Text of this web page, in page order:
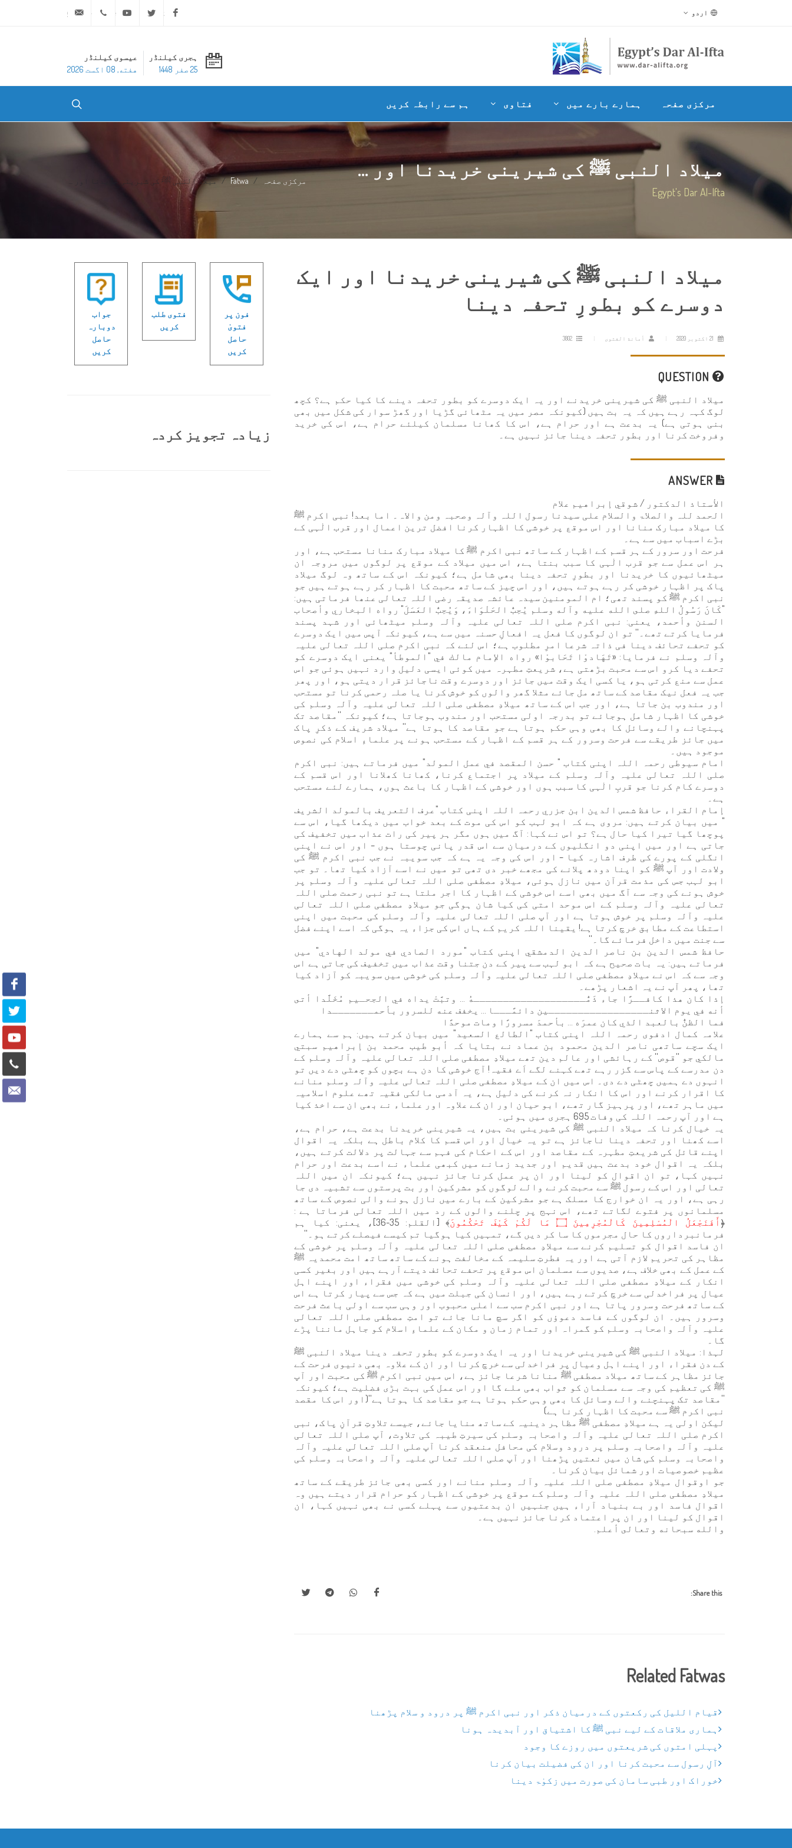
اردو Facebook
Twitter
Youtube
ہجری کیلنڈر
25 صفر 1448
عیسوی کیلنڈر
هفته, 08 اگست 2026
مرکزی صفحہ ہمارے بارے میں فتاوی ہم سے رابطہ کریں
میلاد النبی ﷺ کی شیرینی خریدنا اور ...
Egypt's Dar Al-Ifta
مرکزی صفحہ Fatwa میلاد النبی ﷺ کی شیرینی خریدنا اور ...
میلاد النبی ﷺ کی شیرینی خریدنا اور ایک
دوسرے کو بطورِ تحفہ دینا
أمانة الفتوى
میلاد النبی ﷺ کی شیرینی خریدنے اور یہ ایک دوسرے کو بطور تحفہ دینے کا کیا حکم ہے؟ کچھ
لوگ کہہ رہے ہیں کہ یہ بت ہیں (کیونکہ مصر میں یہ مٹھائی گڑیا اور گھڑ سوار کی شکل میں بھی
بنی ہوتی ہے) یہ بدعت ہے اور حرام ہے، اس کا کھانا مسلمان کیلئے حرام ہے، اس کی خرید
وفروخت کرنا اور بطور تحفہ دینا جائز نہیں ہے۔
الأستاذ الدكتور / شوقي إبراهيم علام
الحمد للہ والصلاۃ والسلام علی سیدنا رسول اللہ وآلہ وصحبہ ومن والاہ۔ اما بعد! نبی اکرم ﷺ
کا میلاد مبارک منانا اور اس موقع پر خوشی کا اظہار کرنا افضل ترین اعمال اور قرب الٰہی کے
بڑے اسباب میں سے ہے۔
فرحت اور سرور کے ہر قسم کے اظہار کے ساتھ نبی اکرم ﷺ کا میلاد مبارک منانا مستحب ہے، اور
ہر اس عمل سے جو قرب الٰہی کا سبب بنتا ہے، اس میں میلاد کے موقع پر لوگوں میں مروجہ ان
میٹھائیوں کا خریدنا اور بطورِ تحفہ دینا بھی شامل ہے؛ کیونکہ اس کے ساتھ وہ لوگ میلاد
پاک پر اظہار خوشی کر رہے ہوتے ہیں، اور اس چیز کے ساتھ محبت کا اظہار کر رہے ہوتے ہیں جو
نبی اکرم ﷺ کو پسند تھی؛ ام المومنین سیدہ عائشہ صدیقہ رضی اللہ تعالی عنھا فرماتی ہیں:
"كَانَ رَسُولُ اللهِ صلى الله عليه وآله وسلم يُحِبُّ الحَلْوَاءَ، وَيُحِبُّ العَسَلَ" رواه البخاري وأصحاب
السنن وأحمد، یعنی: نبی اکرم صلی اللہ تعالی علیہ وآلہ وسلم میٹھائی اور شہد پسند
فرمایا کرتے تھے۔'' تو ان لوگوں کا فعل یہ افعالِ حسنہ میں سے ہے، کیونکہ آپس میں ایک دوسرے
کو تحفے تحائف دینا فی ذاتہ شرعا امرِ مطلوب ہے؛ اس لئے کہ نبی اکرم صلی اللہ تعالی علیہ
وآلہ وسلم نے فرمایا: «تَهَادوْا تَحَابوْا» رواه الإمام مالك في "الموطأ" یعنی ایک دوسرے کو
تحفے دیا کرو اس سے محبت بڑھتی ہے، شریعتِ مطہرہ میں کوئی ایسی دلیل وارد نہیں ہوئی جو اس
عمل سے منع کرتی ہو، یا کسی ایک وقت میں جائز اور دوسرے وقت ناجائز قرار دیتی ہو، اور پھر
جب یہ فعل نیک مقاصد کے ساتھ مل جائے مثلا گھر والوں کو خوش کرنا یا صلہ رحمی کرنا تو مستحب
اور مندوب بن جاتا ہے، اور جب اس کے ساتھ میلادِ مصطفی صلی اللہ تعالی علیہ وآلہ وسلم کی
خوشی کا اظہار شامل ہوجائے تو بدرجہ اولی مستحب اور مندوب ہوجاتا ہے؛ کیونکہ ''مقاصد تک
پہنچانے والے وسائل کا بھی وہی حکم ہوتا ہے جو مقاصد کا ہوتا ہے'' میلاد شریف کے ذکرِ پاک
میں جائز طریقے سے فرحت وسرور کے ہر قسم کے اظہار کے مستحب ہونے پر علماءِ اسلام کی نصوص
موجود ہیں۔
امام سیوطی رحمہ اللہ اپنی کتاب " حسن المقصد في عمل المولد" میں فرماتے ہیں: نبی اکرم
صلی اللہ تعالی علیہ وآلہ وسلم کے میلاد پر اجتماع کرنا، کھانا کھلانا اور اس قسم کے
دوسرے کام کرنا جو قربِ الٰہی کا سبب ہوں اور خوشی کے اظہار کا باعث ہوں، ہمارے لئے مستحب
ہے۔
إمام القراء حافظ شمس الدين ابن جزري رحمہ اللہ اپنی كتاب "عرف التعريف بالمولد الشريف
" میں بیان کرتے ہیں: مروی ہے کہ ابو لہب کو اس کی موت کے بعد خواب میں دیکھا گیا، اس سے
پوچھا گیا تیرا کیا حال ہے؟ تو اس نے کہا: آگ میں ہوں مگر ہر پیر کی رات عذاب میں تخفیف کی
جاتی ہے اور میں اپنی دو انگلیوں کے درمیان سے اس قدر پانی چوستا ہوں – اور اس نے اپنی
انگلی کے پورے کی طرف اشارہ کیا – اور اس کی وجہ یہ ہے کہ جب سویبہ نے جب نبی اکرم ﷺ کی
ولادت اور آپ ﷺ کو اپنا دودھ پلانے کی مجھے خبر دی تھی تو میں نے اسے آزاد کیا تھا۔ تو جب
ابو لہب جس کی مذمت قرآن میں نازل ہوئی، میلادِ مصطفی صلی اللہ تعالی علیہ وآلہ وسلم پر
خوش ہونے کی وجہ سے آگ میں بھی اسے اس خوشی کے اظہار کا اجر ملتا ہے تو نبی رحمت صلی اللہ
تعالی علیہ وآلہ وسلم کے اس موحد امتی کی کیا شان ہوگی جو میلادِ مصطفی صلی اللہ تعالی
علیہ وآلہ وسلم پر خوش ہوتا ہے اور آپ صلی اللہ تعالی علیہ وآلہ وسلم کی محبت میں اپنی
استطاعت کے مطابق خرچ کرتا ہے! یقینا اللہ کریم کے ہاں اس کی جزاء یہ ہوگی کہ اسے اپنے فضل
سے جنت میں داخل فرمائے گا۔''
حافظ شمس الدين بن ناصر الدين الدمشقي اپنی كتاب "مورد الصادي في مولد الهادي" میں
فرماتے ہیں: یہ بات صحیح ہے کہ ابو لہب سے پیر کے دن جتنا وقت عذاب میں تخفیف کی جاتی ہے اس
وجہ سے کہ اس نے میلادِ مصطفی صلی اللہ تعالی علیہ وآلہ وسلم کی خوشی میں سویبہ کو آزاد کیا
تھا، پھر آپ نے یہ اشعار پڑھے۔
إذا كان هذا كافــرًا جاء ذَمُّـــــــــــــــــــهُ ... وتبَّتْ يداه في الجحـيم مُخَلَّدا أتى
أنه في يوم الاثنـــــــــــــــــين دائمًـــا ... يخفف عنه للسرور بأحمـــــــدا
فما الظنُّ بالعبد الذي كان عمرَه ... بأحمدَ مسرورًا ومات موحدًا
علامہ کمال ادفوی رحمہ اللہ اپنی کتاب "الطالع السعيد" میں بیان کرتے ہیں: ہم سے ہمارے
ایک سچے ساتھی ناصر الدین محمود بن عماد نے بتایا کہ أبو طيب محمد بن إبراهيم سبتي
مالكي جو ''قوص'' کے رہائشی اور عالم دین تھے میلادِ مصطفی صلی اللہ تعالی علیہ وآلہ وسلم کے
دن مدرسے کے پاس سے گزر رہے تھے کہنے لگے اَے فقیہ! آج خوشی کا دن ہے بچوں کو چھٹی دے دیں تو
انہوں دے ہمیں چھٹی دے دی۔ اس میں ان کے میلادِ مصطفی صلی اللہ تعالی علیہ وآلہ وسلم منانے
کا اقرار کرنے اور اس کا انکار نہ کرنے کی دلیل ہے، یہ آدمی مالکی فقیہ تھے علوم اسلامیہ
میں ماہر تھے، اور پرہیز گار تھے، ابو حیان اور ان کے علاوہ اور علماء نے بھی ان سے اخذ کیا
ہے اور آپ رحمہ اللہ کی وفات 695 ہجری میں ہوئی۔
یہ خیال کرنا کہ میلاد النبی ﷺ کی شیرینی بت ہیں، یہ شیرینی خریدنا بدعت ہے، حرام ہے،
اسے کھنا اور تحفہ دینا ناجائز ہے تو یہ خیال اور اس قسم کا کلام باطل ہے بلکہ یہ اقوال
اپنے قائل کی شریعتِ مطہرہ کے مقاصد اور اس کے احکام کی فہم سے جہالت پر دلالت کرتے ہیں،
بلکہ یہ اقوال خود بدعت ہیں قدیم اور جدید زمانے میں کبھی علماء نے اسے بدعت اور حرام
نہیں کہا، تو ان اقوال کو لینا اور ان پر عمل کرنا جائز نہیں ہے؛ کیونکہ ان میں اللہ
تعالی اور اس کے رسول ﷺ سے محبت کرنے والے لوگوں کو مشرکین اور بت پرستوں سے تشبیہ دی جا
رہی ہے، اور یہ ان خوارج کا مسلک ہے جو مشرکین کے بارے میں نازل ہونے والی نصوص کے ساتھ
مسلمانوں پر فتوے لگاتے تھے، اس نہج پر چلنے والوں کے رد میں اللہ تعالی فرماتا ہے :
﴿ أَفَنَجْعَلُ الْمُسْلِمِينَ كَالْمُجْرِمِينَ ۝ مَا لَكُمْ كَيْفَ تَحْكُمُونَ
﴾ [القلم: 35-36]، یعنی: کیا ہم
فرمانبرداروں کا حال مجرموں کا سا کر دیں گے، تمہیں کیا ہوگیا تم کیسے فیصلے کرتے ہو۔''
ان فاسد اقوال کو تسلیم کرنے سے میلادِ مصطفی صلی اللہ تعالی علیہ وآلہ وسلم پر خوشی کے
مظاہر کی تحریم لازم آتی ہے اور یہ فطرتِ سلیمہ کے مخالفت ہونے کے ساتھ ساتھ امت محمدیہ ﷺ
کے عمل کے بھی خلاف ہے، صدیوں سے مسلمان اس موقع پر تحفے تحائف دیتے آرہے ہیں اور بغیر کسی
انکار کے میلادِ مصطفی صلی اللہ تعالی علیہ وآلہ وسلم کی خوشی میں فقراء اور اپنے اہل
عیال پر فراخدلی سے خرچ کرتے رہے ہیں، اور انسان کی جبلت میں ہے کہ جس سے پیار کرتا ہے اس
کے ساتھ فرحت وسرور پاتا ہے اور نبی اکرم سب سے اعلی محبوب اور وہی سب سے اولی باعث فرحت
وسرور ہیں۔ ان لوگوں کے فاسد دعوؤں کو اگر سچ مانا جائے تو امتِ مصطفی صلی اللہ تعالی
علیہ وآلہ واصحابہ وسلم کو گمراہ اور تمام زمان و مکان کے علماءِ اسلام کو جاہل ماننا پڑے
گا۔
لہذا: میلاد النبی ﷺ کی شیرینی خریدنا اور یہ ایک دوسرے کو بطور تحفہ دینا میلاد النبی ﷺ
کے دن فقراء اور اپنے اہل وعیال پر فراخدلی سے خرچ کرنا اور ان کے علاوہ بھی دنیوی فرحت کے
جائز مظاہر کے ساتھ میلاد مصطفی ﷺ منانا شرعا جائز ہے، اس میں نبی اکرم ﷺ کی محبت اور آپ
ﷺ کی تعظیم کی وجہ سے مسلمان کو ثواب بھی ملے گا اور اس عمل کی بہت بڑی فضلیت ہے؛ کیونکہ
''مقاصد تک پہنچنے والے وسائل کا بھی وہی حکم ہوتا ہے جو مقاصد کا ہوتا ہے''(اور اس کا مقصد
نبی اکرم ﷺ سے محبت کا اظہار کرنا ہے)
لیکن اولی یہ ہے میلادِ مصطفی ﷺ مظاہر دینیہ کے ساتھ منایا جائے، جیسے تلاوتِ قرآنِ پاک، نبی
اکرم صلی اللہ تعالی علیہ وآلہ واصحابہ وسلم کی سیرتِ طیبہ کی تلاوت، آپ صلی اللہ تعالی
علیہ وآلہ واصحابہ وسلم پر درود وسلام کی محافل منعقد کرنا آپ صلی اللہ تعالی علیہ وآلہ
واصحابہ وسلم کی شان میں نعتیں پڑھنا اور آپ صلی اللہ تعالی علیہ وآلہ واصحابہ وسلم کی
عظیم خصوصیات اور شمائل بیان کرنا۔
جو اوقوال میلادِ مصطفی صلی اللہ علیہ وآلہ وسلم منانے اور کسی بھی جائز طریقے کے ساتھ
میلادِ مصطفی صلی اللہ علیہ وآلہ وسلم کے موقع پر خوشی کے اظہار کو حرام قرار دیتے ہیں وہ
اقوال فاسد اور بے بنیاد آراء ہیں جنہیں ان بدعتیوں سے پہلے کسی نے بھی نہیں کہا، ان
اقوال کو لینا اور ان پر اعتماد کرنا جائز نہیں ہے۔
والله سبحانه وتعالى أعلم.
Share this:
Related Fatwas
قیام اللیل کی رکعتوں کے درمیان ذکر اور نبی اکرم ﷺ پر درود و سلام پڑھنا
ہماری ملاقات کے لیے نبی ﷺ کا اشتیاق اور آبدیدہ ہونا
پہلی امتوں کی شریعتوں میں روزے کا وجود
آلِ رسول سے محبت کرنا اور ان کی فضیلت بیان کرنا
خوراک اور طبی سامان کی صورت میں زکوٰۃ دینا
فون پر
فتویٰ
حاصل
کریں
فتوی طلب
کریں
جواب
دوبارہ
حاصل
کریں
زیادہ تجویز کردہ